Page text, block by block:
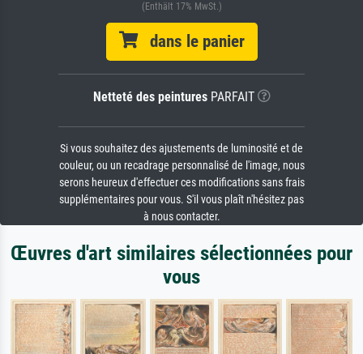
(Enthält 17% MwSt.)
dans le panier
Netteté des peinturesPARFAIT
Si vous souhaitez des ajustements de luminosité et de
couleur, ou un recadrage personnalisé de l'image, nous
serons heureux d'effectuer ces modifications sans frais
supplémentaires pour vous. S'il vous plaît n'hésitez pas
à nous contacter.
Œuvres d'art similaires sélectionnées pour
vous